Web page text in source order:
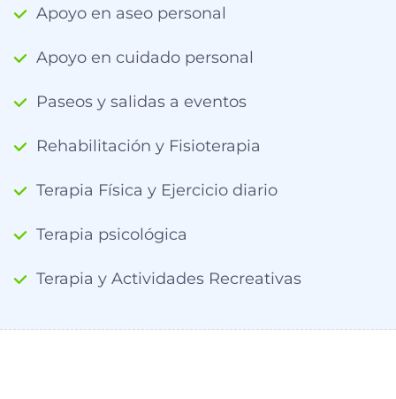
Apoyo en aseo personal
Apoyo en cuidado personal
Paseos y salidas a eventos
Rehabilitación y Fisioterapia
Terapia Física y Ejercicio diario
Terapia psicológica
Terapia y Actividades Recreativas